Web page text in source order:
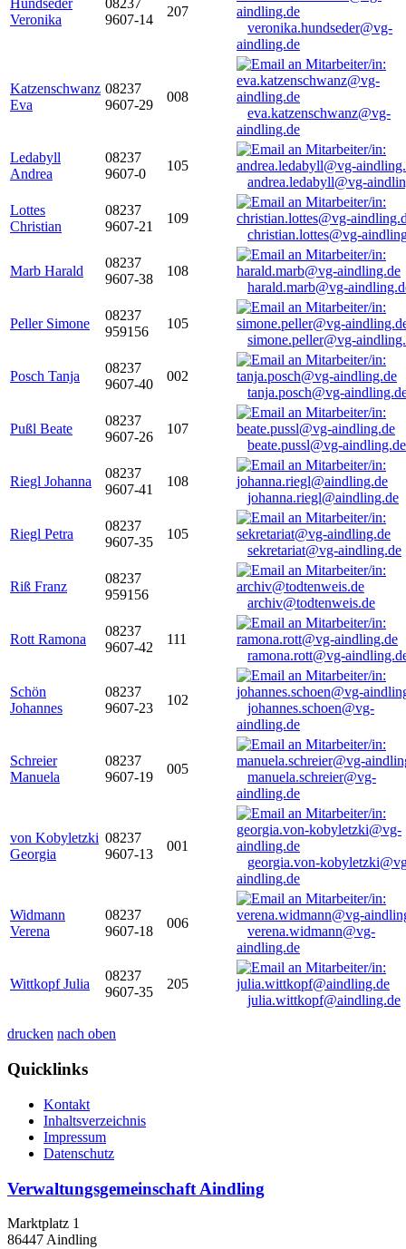
Hundseder
Veronika
08237
9607-14
207
veronika.hundseder@vg-
aindling.de
Katzenschwanz
Eva
08237
9607-29
008
eva.katzenschwanz@vg-
aindling.de
Ledabyll
Andrea
08237
9607-0
105
andrea.ledabyll@vg-
Lottes
Christian
08237
9607-21
109
christian.lottes@vg-
Marb Harald
08237
9607-38
108
harald.marb@vg-
Peller Simone
08237
959156
105
simone.peller@vg-
Posch Tanja
08237
9607-40
002
tanja.posch@vg-
Pußl Beate
08237
9607-26
107
beate.pussl@vg-aindling.de
Riegl Johanna
08237
9607-41
108
johanna.riegl@aindling.de
Riegl Petra
08237
9607-35
105
sekretariat@vg-aindling.de
Riß Franz
08237
959156
archiv@todtenweis.de
Rott Ramona
08237
9607-42
111
ramona.rott@vg-
Schön
Johannes
08237
9607-23
102
johannes.schoen@vg-
aindling.de
Schreier
Manuela
08237
9607-19
005
manuela.schreier@vg-
aindling.de
von Kobyletzki
Georgia
08237
9607-13
001
georgia.von-
aindling.de
Widmann
Verena
08237
9607-18
006
verena.widmann@vg-
aindling.de
Wittkopf Julia
08237
9607-35
205
julia.wittkopf@aindling.de
drucken nach oben
Quicklinks
Kontakt
Inhaltsverzeichnis
Impressum
Datenschutz
Verwaltungsgemeinschaft Aindling
Marktplatz 1
86447 Aindling